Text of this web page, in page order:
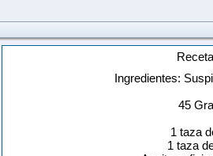
Ingredientes:
45
1 taza
1 taza